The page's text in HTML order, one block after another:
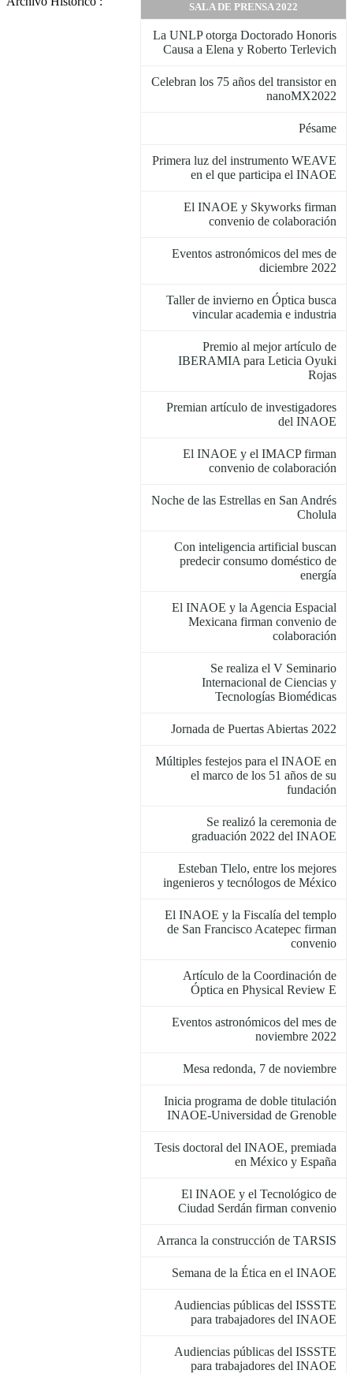
SALA DE PRENSA 2022
La UNLP otorga Doctorado Honoris
Causa a Elena y Roberto Terlevich
Celebran los 75 años del transistor en
nanoMX2022
Pésame
Primera luz del instrumento WEAVE
en el que participa el INAOE
El INAOE y Skyworks firman
convenio de colaboración
Eventos astronómicos del mes de
diciembre 2022
Taller de invierno en Óptica busca
vincular academia e industria
Premio al mejor artículo de
IBERAMIA para Leticia Oyuki
Rojas
Premian artículo de investigadores
del INAOE
El INAOE y el IMACP firman
convenio de colaboración
Noche de las Estrellas en San Andrés
Cholula
Con inteligencia artificial buscan
predecir consumo doméstico de
energía
El INAOE y la Agencia Espacial
Mexicana firman convenio de
colaboración
Se realiza el V Seminario
Internacional de Ciencias y
Tecnologías Biomédicas
Jornada de Puertas Abiertas 2022
Múltiples festejos para el INAOE en
el marco de los 51 años de su
fundación
Se realizó la ceremonia de
graduación 2022 del INAOE
Esteban Tlelo, entre los mejores
ingenieros y tecnólogos de México
El INAOE y la Fiscalía del templo
de San Francisco Acatepec firman
convenio
Artículo de la Coordinación de
Óptica en Physical Review E
Eventos astronómicos del mes de
noviembre 2022
Mesa redonda, 7 de noviembre
Inicia programa de doble titulación
INAOE-Universidad de Grenoble
Tesis doctoral del INAOE, premiada
en México y España
El INAOE y el Tecnológico de
Ciudad Serdán firman convenio
Arranca la construcción de TARSIS
Semana de la Ética en el INAOE
Audiencias públicas del ISSSTE
para trabajadores del INAOE
Audiencias públicas del ISSSTE
para trabajadores del INAOE